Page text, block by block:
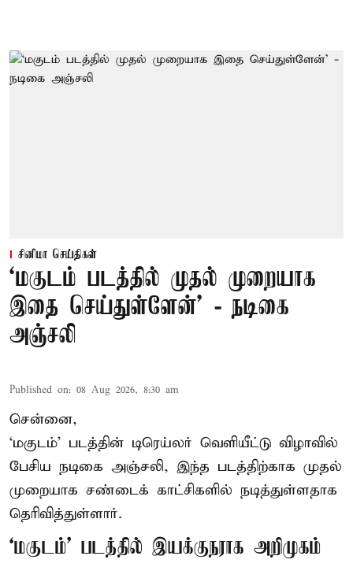
சினிமா செய்திகள்
‘மகுடம் படத்தில் முதல் முறையாக
இதை செய்துள்ளேன்’ - நடிகை
அஞ்சலி
Published on: 08 Aug 2026, 8:30 am
சென்னை,
‘மகுடம்’ படத்தின் டிரெய்லர் வெளியீட்டு விழாவில்
பேசிய நடிகை அஞ்சலி, இந்த படத்திற்காக முதல்
முறையாக சண்டைக் காட்சிகளில் நடித்துள்ளதாக
தெரிவித்துள்ளார்.
‘மகுடம்’ படத்தில் இயக்குநராக அறிமுகம்